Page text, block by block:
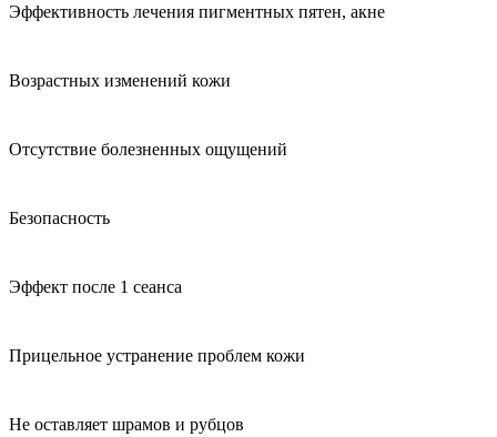
Эффективность лечения пигментных пятен, акне
Возрастных изменений кожи
Отсутствие болезненных ощущений
Безопасность
Эффект после 1 сеанса
Прицельное устранение проблем кожи
Не оставляет шрамов и рубцов